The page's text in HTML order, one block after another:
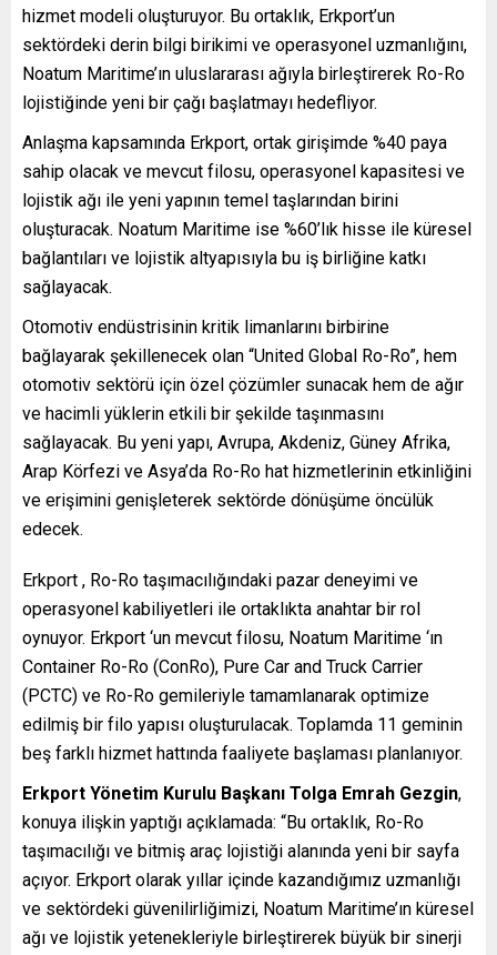
hizmet modeli oluşturuyor. Bu ortaklık, Erkport’un
sektördeki derin bilgi birikimi ve operasyonel uzmanlığını,
Noatum Maritime’ın uluslararası ağıyla birleştirerek Ro-Ro
lojistiğinde yeni bir çağı başlatmayı hedefliyor.
Anlaşma kapsamında Erkport, ortak girişimde %40 paya
sahip olacak ve mevcut filosu, operasyonel kapasitesi ve
lojistik ağı ile yeni yapının temel taşlarından birini
oluşturacak. Noatum Maritime ise %60’lık hisse ile küresel
bağlantıları ve lojistik altyapısıyla bu iş birliğine katkı
sağlayacak.
Otomotiv endüstrisinin kritik limanlarını birbirine
bağlayarak şekillenecek olan “United Global Ro-Ro”, hem
otomotiv sektörü için özel çözümler sunacak hem de ağır
ve hacimli yüklerin etkili bir şekilde taşınmasını
sağlayacak. Bu yeni yapı, Avrupa, Akdeniz, Güney Afrika,
Arap Körfezi ve Asya’da Ro-Ro hat hizmetlerinin etkinliğini
ve erişimini genişleterek sektörde dönüşüme öncülük
edecek.
Erkport , Ro-Ro taşımacılığındaki pazar deneyimi ve
operasyonel kabiliyetleri ile ortaklıkta anahtar bir rol
oynuyor. Erkport ‘un mevcut filosu, Noatum Maritime ‘ın
Container Ro-Ro (ConRo), Pure Car and Truck Carrier
(PCTC) ve Ro-Ro gemileriyle tamamlanarak optimize
edilmiş bir filo yapısı oluşturulacak. Toplamda 11 geminin
beş farklı hizmet hattında faaliyete başlaması planlanıyor.
Erkport Yönetim Kurulu Başkanı Tolga Emrah Gezgin,
konuya ilişkin yaptığı açıklamada: “Bu ortaklık, Ro-Ro
taşımacılığı ve bitmiş araç lojistiği alanında yeni bir sayfa
açıyor. Erkport olarak yıllar içinde kazandığımız uzmanlığı
ve sektördeki güvenilirliğimizi, Noatum Maritime’ın küresel
ağı ve lojistik yetenekleriyle birleştirerek büyük bir sinerji